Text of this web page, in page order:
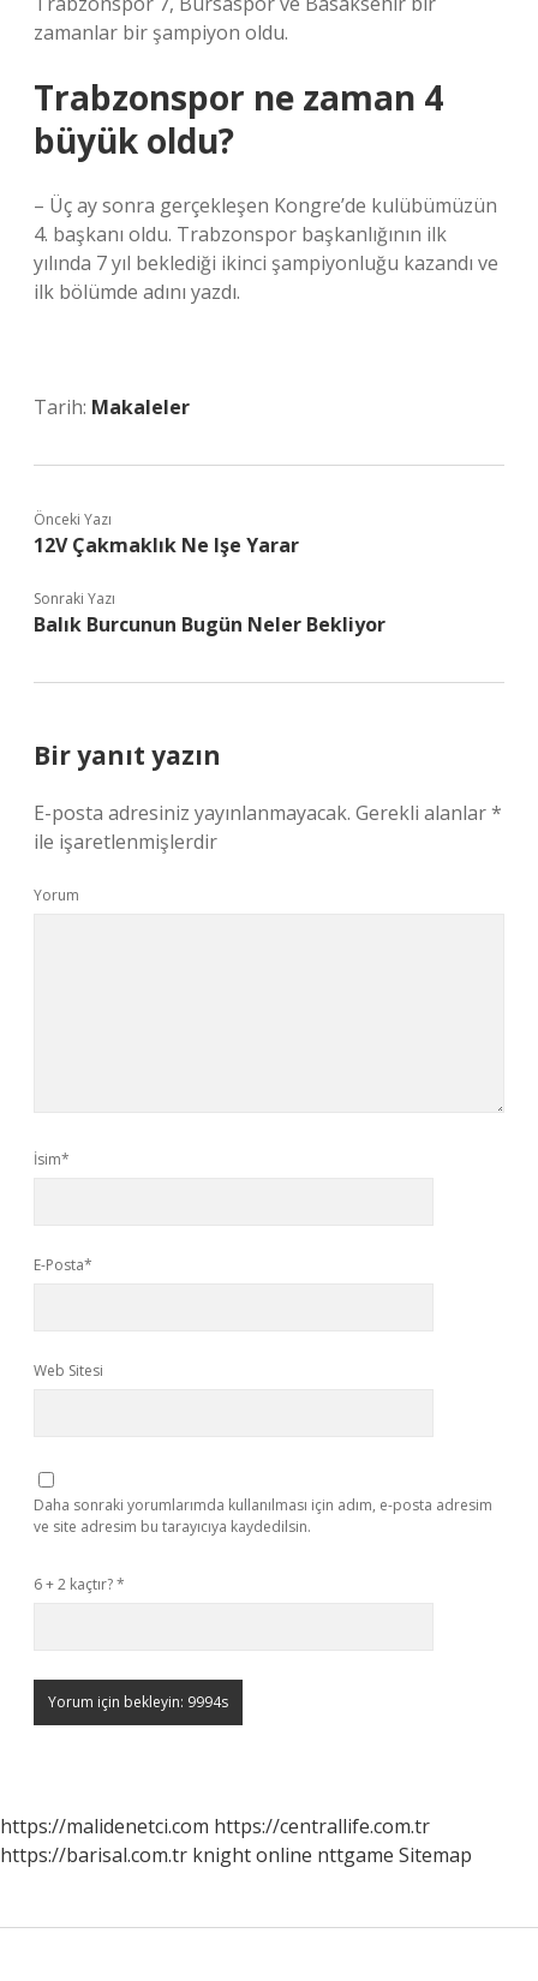
zamanlar bir şampiyon oldu.
Trabzonspor ne zaman 4
büyük oldu?
– Üç ay sonra gerçekleşen Kongre’de kulübümüzün
4. başkanı oldu. Trabzonspor başkanlığının ilk
yılında 7 yıl beklediği ikinci şampiyonluğu kazandı ve
ilk bölümde adını yazdı.
Tarih: Makaleler
Önceki Yazı
12V Çakmaklık Ne Işe Yarar
Sonraki Yazı
Balık Burcunun Bugün Neler Bekliyor
Bir yanıt yazın
E-posta adresiniz yayınlanmayacak. Gerekli alanlar*
ile işaretlenmişlerdir
Yorum
İsim*
E-Posta*
Web Sitesi
Daha sonraki yorumlarımda kullanılması için adım, e-posta adresim
ve site adresim bu tarayıcıya kaydedilsin.
6 + 2 kaçtır?*
https://malidenetci.com https://centrallife.com.tr
https://barisal.com.tr knight online nttgame Sitemap